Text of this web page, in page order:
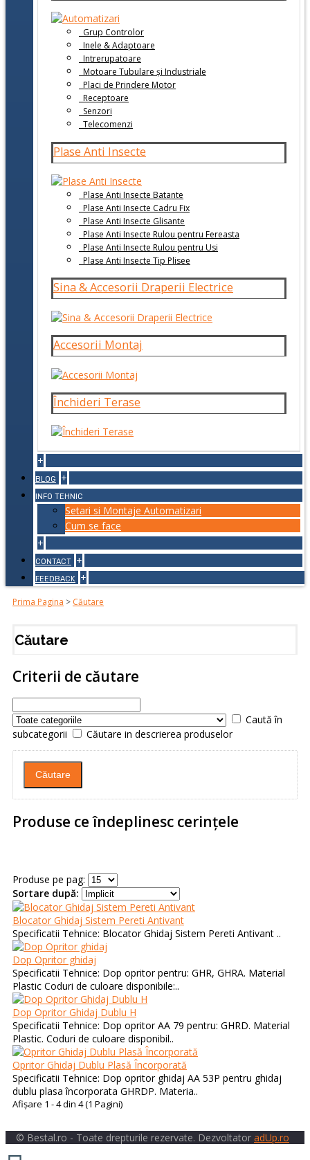
Grup Controlor
Inele & Adaptoare
Intrerupatoare
Motoare Tubulare și Industriale
Placi de Prindere Motor
Receptoare
Senzori
Telecomenzi
Plase Anti Insecte
Plase Anti Insecte Batante
Plase Anti Insecte Cadru Fix
Plase Anti Insecte Glisante
Plase Anti Insecte Rulou pentru Fereasta
Plase Anti Insecte Rulou pentru Usi
Plase Anti Insecte Tip Plisee
Sina & Accesorii Draperii Electrice
Accesorii Montaj
Închideri Terase
+
BLOG +
INFO TEHNIC
Setari si Montaje Automatizari
Cum se face
+
CONTACT +
FEEDBACK +
Prima Pagina > Căutare
Căutare
Criterii de căutare
Caută în
subcategorii
Căutare in descrierea produselor
Produse ce îndeplinesc cerinţele
Produse pe pag:
Sortare după:
Blocator Ghidaj Sistem Pereti Antivant
Specificatii Tehnice: Blocator Ghidaj Sistem Pereti Antivant ..
Dop Opritor ghidaj
Specificatii Tehnice: Dop opritor pentru: GHR, GHRA. Material
Plastic Coduri de culoare disponibile:..
Dop Opritor Ghidaj Dublu H
Specificatii Tehnice: Dop opritor AA 79 pentru: GHRD. Material
Plastic. Coduri de culoare disponibil..
Opritor Ghidaj Dublu Plasă Încorporată
Specificatii Tehnice: Dop opritor ghidaj AA 53P pentru ghidaj
dublu plasa încorporata GHRDP. Materia..
Afişare 1 - 4 din 4 (1 Pagini)
© Bestal.ro - Toate drepturile rezervate. Dezvoltator adUp.ro